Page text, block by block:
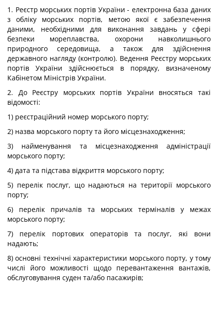
1. Реєстр морських портів України - електронна база даних
з обліку морських портів, метою якої є забезпечення
даними, необхідними для виконання завдань у сфері
безпеки мореплавства, охорони навколишнього
природного середовища, а також для здійснення
державного нагляду (контролю). Ведення Реєстру морських
портів України здійснюється в порядку, визначеному
Кабінетом Міністрів України.
2. До Реєстру морських портів України вносяться такі
відомості:
1) реєстраційний номер морського порту;
2) назва морського порту та його місцезнаходження;
3) найменування та місцезнаходження адміністрації
морського порту;
4) дата та підстава відкриття морського порту;
5) перелік послуг, що надаються на території морського
порту;
6) перелік причалів та морських терміналів у межах
морського порту;
7) перелік портових операторів та послуг, які вони
надають;
8) основні технічні характеристики морського порту, у тому
числі його можливості щодо перевантаження вантажів,
обслуговування суден та/або пасажирів;